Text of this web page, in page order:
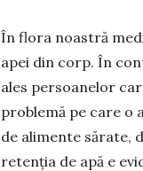
În flora noastră
apei din corp. În
ales persoanelor
problemă pe care o
de alimente sărate,
retenția de apă e